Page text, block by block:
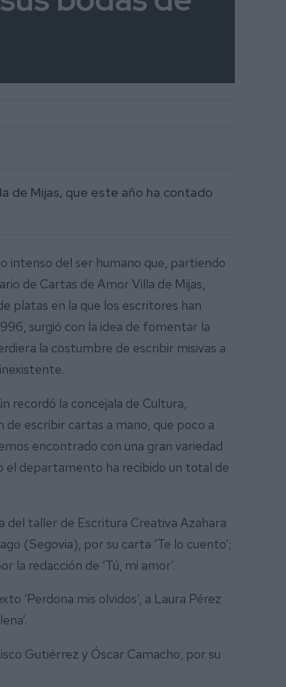
de Mijas, que este año ha contado
intenso del ser humano que, partiendo
de Cartas de Amor Villa de Mijas,
platas en la que los escritores han
surgió con la idea de fomentar la
la costumbre de escribir misivas a
recordó la concejala de Cultura,
escribir cartas a mano, que poco a
encontrado con una gran variedad
el departamento ha recibido un total de
del taller de Escritura Creativa Azahara
(Segovia), por su carta ‘Te lo cuento’;
la redacción de ‘Tú, mi amor’.
‘Perdona mis olvidos’, a Laura Pérez
Gutiérrez y Óscar Camacho, por su